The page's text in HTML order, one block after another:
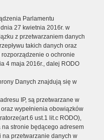
Parlamentu
27 kwietnia 2016r. w
z przetwarzaniem danych
takich danych oraz
o ochronie
4 maja 2016r., dalej RODO
Danych znajdują się w
IP, są przetwarzane w
wypełnienia obowiązków
ust.1 lit.c RODO),
stronie będącego adresem
przetwarzanie danych w